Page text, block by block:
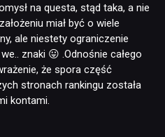
na questa, stąd taka, a nie
miał być o wiele
ale niestety ograniczenie
znaki 😛 .Odnośnie całego
że spora część
stronach rankingu została
kontami.